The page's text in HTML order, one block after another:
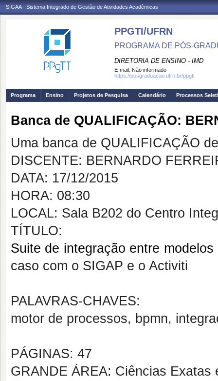
SIGAA - Sistema Integrado de Gestão de Atividades Acadêmicas
PPGTI/UFRN
PROGRAMA DE PÓS-
DIRETORIA DE ENSINO - IMD
E-mail: Não informado
https://posgraduacao.ufrn.br/ppgti
Programa Ensino Projetos de Pesquisa Calendário Processos
Banca de QUALIFICAÇÃO:
Uma banca de QUALIFICAÇÃO
DISCENTE: BERNARDO
DATA: 17/12/2015
HORA: 08:30
LOCAL: Sala B202 do Centro
TÍTULO:
Suite de integração entre
caso com o SIGAP e o Activiti
PALAVRAS-CHAVES:
motor de processos, bpmn,
PÁGINAS: 47
GRANDE ÁREA: Ciências Exatas